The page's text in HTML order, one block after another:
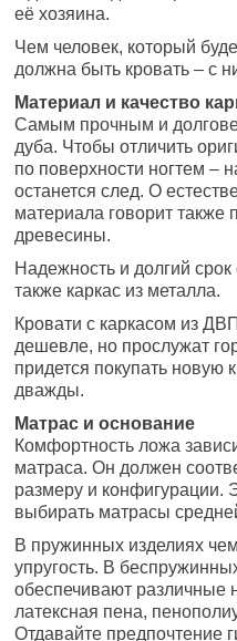
её хозяина.
Чем человек, который
должна быть кровать – с
Материал и качество
Самым прочным и
дуба. Чтобы отличить
по поверхности ногтем –
останется след. О
материала говорит также
древесины.
Надежность и долгий
также каркас из металла.
Кровати с каркасом из
дешевле, но прослужат
придется покупать новую
дважды.
Матрас и основание
Комфортность ложа
матраса. Он должен
размеру и конфигурации.
выбирать матрасы
В пружинных изделиях
упругость. В
обеспечивают различные
латексная пена,
Отдавайте предпочтение